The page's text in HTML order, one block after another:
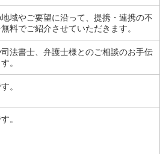
域やご要望に沿って、提携・連携の不
料でご紹介させていただきます。
法書士、弁護士様とのご相談のお手伝
。
。
。